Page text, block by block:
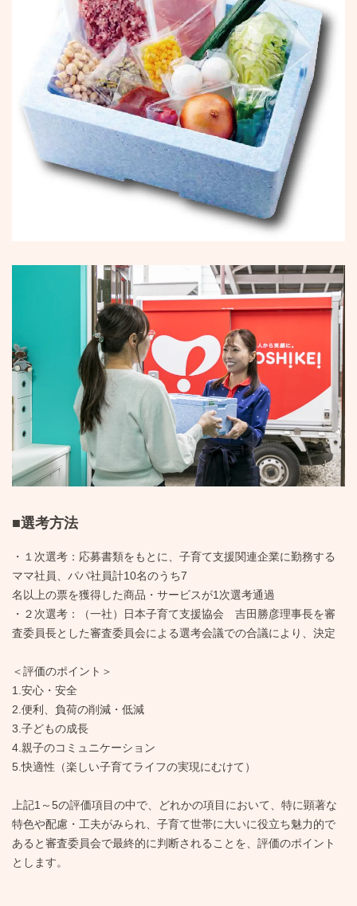
■選考方法
・１次選考：応募書類をもとに、子育て支援関連企業に勤務する
ママ社員、パパ社員計10名のうち7
名以上の票を獲得した商品・サービスが1次選考通過
・２次選考：（一社）日本子育て支援協会 吉田勝彦理事長を審
査委員長とした審査委員会による選考会議での合議により、決定
＜評価のポイント＞
1.安心・安全
2.便利、負荷の削減・低減
3.子どもの成長
4.親子のコミュニケーション
5.快適性（楽しい子育てライフの実現にむけて）
上記1～5の評価項目の中で、どれかの項目において、特に顕著な
特色や配慮・工夫がみられ、子育て世帯に大いに役立ち魅力的で
あると審査委員会で最終的に判断されることを、評価のポイント
とします。